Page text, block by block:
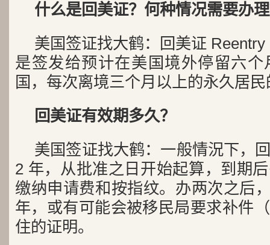
什么是回美证？何种情况需要办
美国签证找大鹤：回美证
是签发给预计在美国境外停留六
国，每次离境三个月以上的永久居
回美证有效期多久？
美国签证找大鹤：一般情況下，
2 年，从批准之日开始起算，到期
缴纳申请费和按指纹。办两次之后
年，或有可能会被移民局要求补件
住的证明。